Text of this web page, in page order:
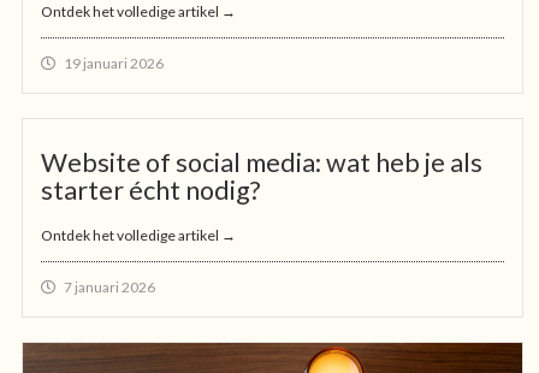
Ontdek het volledige artikel →
19 januari 2026
Website of social media: wat heb je als
starter écht nodig?
Ontdek het volledige artikel →
7 januari 2026